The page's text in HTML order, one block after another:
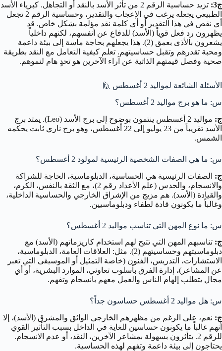
ج3:
تزيد حساسية الرقم 2 من تأثر الأسد بالنقد أو التجاهل. كبرياء الأسد
الطبيعي يجعله يرغب في الإعجاب والتقدير، وحساسية الرقم 2 تجعل
أي نقص في هذا التقدير أو أي كلمة نقد مؤلمة بشكل خاص. قد
يظهرون رد فعل قوياً (الأسد) للدفاع عن أنفسهم، لكنهم داخلياً
يشعرون بالأذى بعمق (2). هذا يجعلهم بحاجة ماسة إلى بيئة داعمة
ومحبة تقدرهم وتقبل حساسيتهم. تعلم كيفية التعامل مع النقد بطريقة
صحية وفصل قيمتهم الذاتية عن آراء الآخرين هو تحدٍ هام لنموهم.
الأسئلة الشائعة لمواليد 2 أغسطس 🙋
س: ما هو برج مواليد 2 أغسطس؟
ج:
مواليد 2 أغسطس ينتمون بوضوح إلى برج الأسد (Leo). يمتد برج
الأسد تقريباً من 23 يوليو إلى 22 أغسطس، وهو برج ناري ثابت يحكمه
الشمس.
س: ما هي الصفات الشخصية الرئيسية لمولود 2 أغسطس؟
ج: الصفات الرئيسية هي الحساسية، الدبلوماسية، الحاجة للشراكة
والانسجام، والحدس (علم الأعداد رقم 2)، مع الثقة بالنفس، الكرم،
والقيادة (الأسد). هم مزيج من الإشراق الخارجي والحساسية الداخلية،
وغالباً ما يكونون قادة لطفاء ودبلوماسيين.
س: ما نوع المهن التي تناسب مواليد 2 أغسطس؟
ج: تناسبهم المهن التي تتيح لهم استخدام كاريزماتهم (الأسد) مع
دبلوماسيتهم وحساسيتهم (2). مثل: العلاقات العامة، الدبلوماسية،
الاستشارات، التدريس، الفنون (خاصة التمثيل أو الموسيقى التي تعبر
عن المشاعر)، إدارة الفرق بأسلوب تعاوني، الموارد البشرية، أو أي
مجال يتطلب إلهام الناس والعمل معهم بانسجام وتفهم.
س: هل مواليد 2 أغسطس حساسون جداً؟
ج: نعم، على الرغم من مظهرهم الخارجي الواثق والمشرق (الأسد)، إلا
أنهم غالباً ما يكونون حساسين للغاية في الداخل بسبب التأثير القوي
للرقم 2. يتأثرون بسهولة بمشاعر الآخرين، النقد، أو عدم الانسجام.
يحتاجون إلى بيئة داعمة وتفهم لهذه الحساسية.